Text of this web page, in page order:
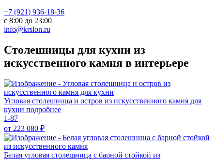
+7 (921) 936-18-36
с 8:00 до 23:00
info@krslon.ru
Столешницы для кухни из
искусственного камня в интерьере
Угловая столешница и остров из искусственного камня для
кухни подробнее
1-87
от 223 080 ₽
Белая угловая столешница с барной стойкой из